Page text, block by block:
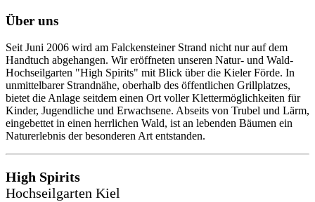
Über uns
Seit Juni 2006 wird am Falckensteiner Strand nicht nur auf dem
Handtuch abgehangen. Wir eröffneten unseren Natur- und Wald-
Hochseilgarten "High Spirits" mit Blick über die Kieler Förde. In
unmittelbarer Strandnähe, oberhalb des öffentlichen Grillplatzes,
bietet die Anlage seitdem einen Ort voller Klettermöglichkeiten für
Kinder, Jugendliche und Erwachsene. Abseits von Trubel und Lärm,
eingebettet in einen herrlichen Wald, ist an lebenden Bäumen ein
Naturerlebnis der besonderen Art entstanden.
High Spirits
Hochseilgarten Kiel